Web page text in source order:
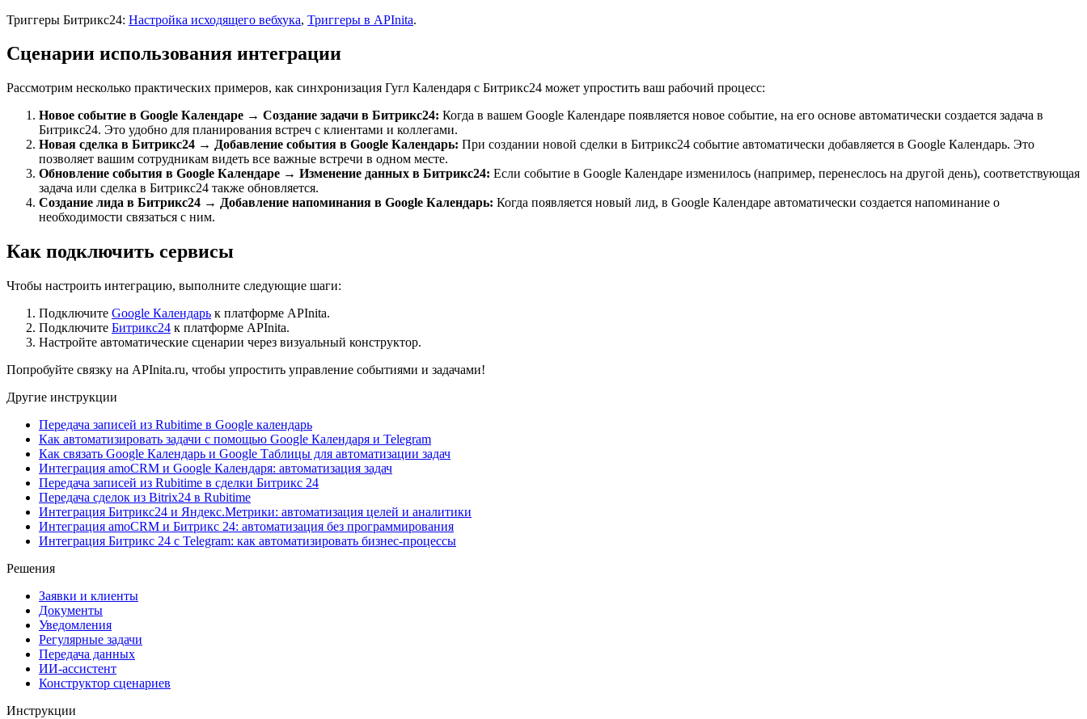
Триггеры Битрикс24: Настройка исходящего вебхука, Триггеры в APInita.
Сценарии использования интеграции
Рассмотрим несколько практических примеров, как синхронизация Гугл Календаря с Битрикс24 может упростить ваш рабочий процесс:
Новое событие в Google Календаре → Создание задачи в Битрикс24: Когда в вашем Google Календаре появляется новое событие, на его основе автоматически создается задача в
Битрикс24. Это удобно для планирования встреч с клиентами и коллегами.
Новая сделка в Битрикс24 → Добавление события в Google Календарь: При создании новой сделки в Битрикс24 событие автоматически добавляется в Google Календарь. Это
позволяет вашим сотрудникам видеть все важные встречи в одном месте.
Обновление события в Google Календаре → Изменение данных в Битрикс24: Если событие в Google Календаре изменилось (например, перенеслось на другой день), соответствующая
задача или сделка в Битрикс24 также обновляется.
Создание лида в Битрикс24 → Добавление напоминания в Google Календарь: Когда появляется новый лид, в Google Календаре автоматически создается напоминание о
необходимости связаться с ним.
Как подключить сервисы
Чтобы настроить интеграцию, выполните следующие шаги:
Подключите Google Календарь к платформе APInita.
Подключите Битрикс24 к платформе APInita.
Настройте автоматические сценарии через визуальный конструктор.
Попробуйте связку на APInita.ru, чтобы упростить управление событиями и задачами!
Другие инструкции
Передача записей из Rubitime в Google календарь
Как автоматизировать задачи с помощью Google Календаря и Telegram
Как связать Google Календарь и Google Таблицы для автоматизации задач
Интеграция amoCRM и Google Календаря: автоматизация задач
Передача записей из Rubitime в сделки Битрикс 24
Передача сделок из Bitrix24 в Rubitime
Интеграция Битрикс24 и Яндекс.Метрики: автоматизация целей и аналитики
Интеграция amoCRM и Битрикс 24: автоматизация без программирования
Интеграция Битрикс 24 с Telegram: как автоматизировать бизнес-процессы
Решения
Заявки и клиенты
Документы
Уведомления
Регулярные задачи
Передача данных
ИИ-ассистент
Конструктор сценариев
Инструкции